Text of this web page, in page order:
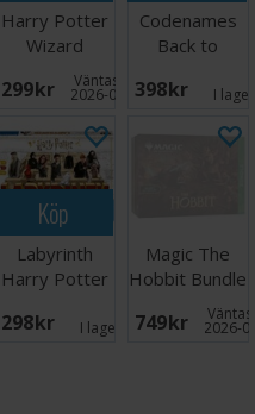
2
Harry Potter
Wizard
Challenge
Brädspel
299 SEK Väntas in:
2026-08-15
Codenames
Back to
Ordspel
398 SEK I
2
Köp
Labyrinth
Harry Potter
298 SEK I lager:
Magic The
Hobbit Bundle
749 SEK 2026-